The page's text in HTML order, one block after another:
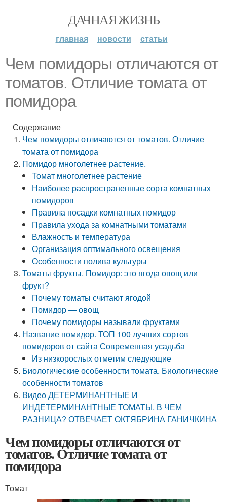
ДАЧНАЯ ЖИЗНЬ
главная новости статьи
Чем помидоры отличаются от
томатов. Отличие томата от
помидора
Содержание
Чем помидоры отличаются от томатов. Отличие
томата от помидора
Помидор многолетнее растение.
Томат многолетнее растение
Наиболее распространенные сорта комнатных
помидоров
Правила посадки комнатных помидор
Правила ухода за комнатными томатами
Влажность и температура
Организация оптимального освещения
Особенности полива культуры
Томаты фрукты. Помидор: это ягода овощ или
фрукт?
Почему томаты считают ягодой
Помидор — овощ
Почему помидоры называли фруктами
Название помидор. ТОП 100 лучших сортов
помидоров от сайта Современная усадьба
Из низкорослых отметим следующие
Биологические особенности томата. Биологические
особенности томатов
Видео ДЕТЕРМИНАНТНЫЕ И
ИНДЕТЕРМИНАНТНЫЕ ТОМАТЫ. В ЧЕМ
РАЗНИЦА? ОТВЕЧАЕТ ОКТЯБРИНА ГАНИЧКИНА
Чем помидоры отличаются от
томатов. Отличие томата от
помидора
Томат